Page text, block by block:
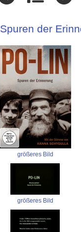
der
größeres Bild
größeres Bild